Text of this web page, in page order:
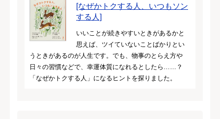
[なぜかトクする人、いつもソン
する人]
いいことが続きやすいときがあるかと
思えば、ツイていないことばかりとい
うときがあるのが人生です。でも、物事のとらえ方や
日々の習慣などで、幸運体質になれるとしたら……？
「なぜかトクする人」になるヒントを探りました。